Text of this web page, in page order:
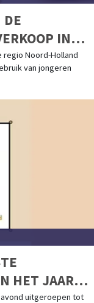
DE
IN
regio Noord-Holland
van jongeren
HET JAAR
uitgeroepen tot